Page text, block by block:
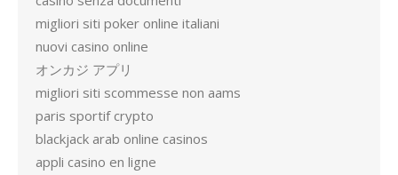
migliori siti poker online italiani
nuovi casino online
オンカジ アプリ
migliori siti scommesse non aams
paris sportif crypto
blackjack arab online casinos
appli casino en ligne